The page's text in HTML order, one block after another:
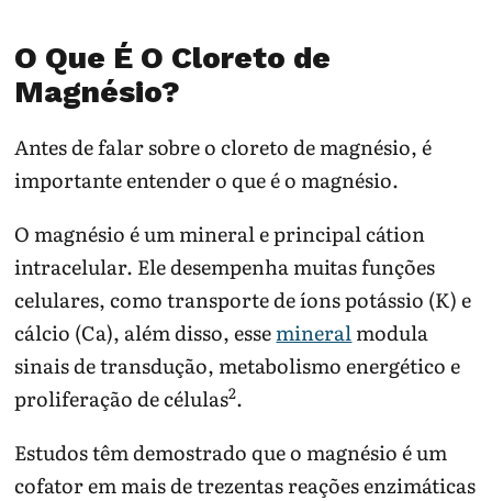
O Que É O Cloreto de
Magnésio?
Antes de falar sobre o cloreto de magnésio, é
importante entender o que é o magnésio.
O magnésio é um mineral e principal cátion
intracelular. Ele desempenha muitas funções
celulares, como transporte de íons potássio (K) e
cálcio (Ca), além disso, essemineralmodula
sinais de transdução, metabolismo energético e
proliferação de células2.
Estudos têm demostrado que o magnésio é um
cofator em mais de trezentas reações enzimáticas